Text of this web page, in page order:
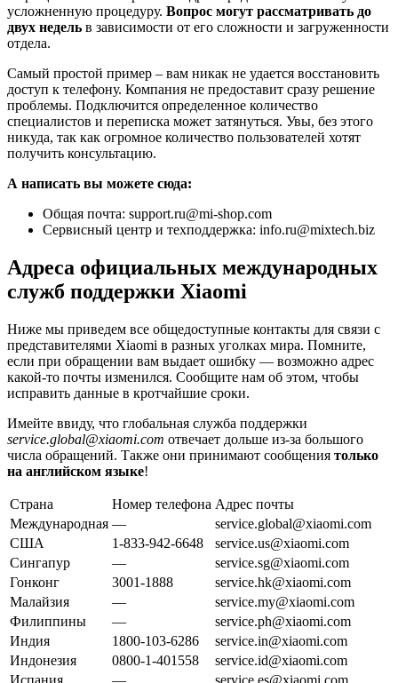
усложненную процедуру. Вопрос могут рассматривать до
двух недель в зависимости от его сложности и загруженности
отдела.
Самый простой пример – вам никак не удается восстановить
доступ к телефону. Компания не предоставит сразу решение
проблемы. Подключится определенное количество
специалистов и переписка может затянуться. Увы, без этого
никуда, так как огромное количество пользователей хотят
получить консультацию.
А написать вы можете сюда:
Общая почта: support.ru@mi-shop.com
Сервисный центр и техподдержка: info.ru@mixtech.biz
Адреса официальных международных
служб поддержки Xiaomi
Ниже мы приведем все общедоступные контакты для связи с
представителями Xiaomi в разных уголках мира. Помните,
если при обращении вам выдает ошибку — возможно адрес
какой-то почты изменился. Сообщите нам об этом, чтобы
исправить данные в кротчайшие сроки.
Имейте ввиду, что глобальная служба поддержки
service.global@xiaomi.com отвечает дольше из-за большого
числа обращений. Также они принимают сообщения только
на английском языке!
Страна Номер телефона Адрес почты
Международная —
service.global@xiaomi.com
США
1-833-942-6648
service.us@xiaomi.com
Сингапур
—
service.sg@xiaomi.com
Гонконг
3001-1888
service.hk@xiaomi.com
Малайзия
—
service.my@xiaomi.com
Филиппины
—
service.ph@xiaomi.com
Индия
1800-103-6286
service.in@xiaomi.com
Индонезия
0800-1-401558
service.id@xiaomi.com
Испания
— service.es@xiaomi.com